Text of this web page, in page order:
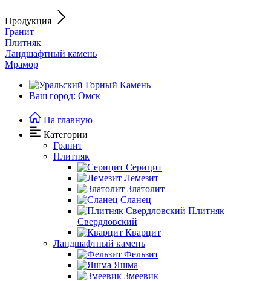
Продукция
Гранит
Плитняк
Ландшафтный камень
Мрамор
Ваш город: Омск
На главную
Категории
Гранит
Плитняк
Серицит
Лемезит
Златолит
Сланец
Плитняк
Свердловский
Кварцит
Ландшафтный камень
Фельзит
Яшма
Змеевик